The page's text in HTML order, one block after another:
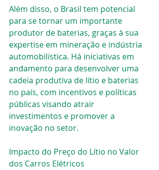
Além disso, o Brasil tem potencial
para se tornar um importante
produtor de baterias, graças à sua
expertise em mineração e indústria
automobilística. Há iniciativas em
andamento para desenvolver uma
cadeia produtiva de lítio e baterias
no país, com incentivos e políticas
públicas visando atrair
investimentos e promover a
inovação no setor.
Impacto do Preço do Lítio no Valor
dos Carros Elétricos